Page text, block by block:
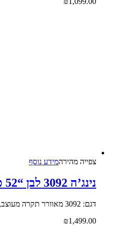
צפייה‬ ‫מהירה‬מידע נוסף
נינג’ה 3092 לבן “52 כנפי עץ ותאורה
דגם: 3092 מאוורר תקרה מעוצב, איכותי וידידותי
₪1,499.00